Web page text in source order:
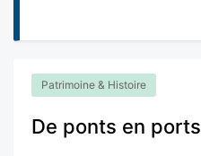
Patrimoine & Histoire
De ponts en ports